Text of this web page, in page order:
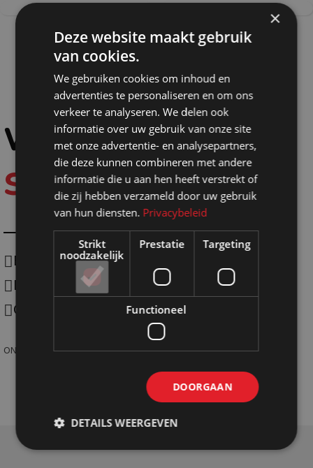
PIPE AND DRAPE
WANDEN
6 producten
GAASWANDEN
6 producten
Waarom
Shopmade?
Eigen productie
Duurzaam
One-stop-shoping
ONTDEK SHOPMADE
×
Deze website maakt gebruik
van cookies.
We gebruiken cookies om inhoud en
advertenties te personaliseren en om ons
verkeer te analyseren. We delen ook
informatie over uw gebruik van onze site
met onze advertentie- en analysepartners,
die deze kunnen combineren met andere
informatie die u aan hen heeft verstrekt of
die zij hebben verzameld door uw gebruik
van hun diensten. Privacybeleid
Strikt
noodzakelijk
Prestatie Targeting
Functioneel
DOORGAAN
DETAILS WEERGEVEN